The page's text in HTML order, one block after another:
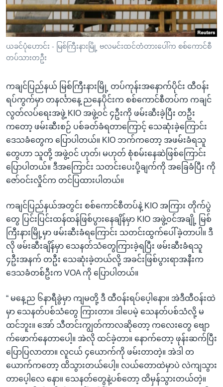
ညွန်း
စာမျက်နှာ
ကျော်
ရှာဖွေ
နေရာ
သုတပဒေသာ အင်္ဂလိပ်စာ
Learning English
ဗွီအိုအေ လူမှုကွန်ယက်များ
ဘာသာစကားများ
ယခင်ပုံဟောင်း - မြစ်ကြီးနားမြို့ ဗလမင်းထင်တံတားပေါ်က စစ်ကောင်စီ
တပ်သားတဦး
ကချင်ပြည်နယ် မြစ်ကြီးနားမြို့ တပ်ကုန်းအနောက်ပိုင်း ထီဝန်း
ရပ်ကွက်မှာ တနင်္လာနေ့ ညနေပိုင်းက စစ်ကောင်စီတပ်က ကချင်
လွတ်လပ်ရေးအဖွဲ့ KIO အဖွဲ့ဝင် ၄ဦးကို ဖမ်းဆီးခဲ့ပြီး တဦး
ကတော့ ဖမ်းဆီးစဉ် ပစ်ခတ်ခံရတာကြောင့် သေဆုံးခဲ့ကြောင်း
ဒေသခံတွေက ပြောပါတယ်။ KIO ဘက်ကတော့ အဖမ်းခံရသူ
တွေဟာ သူတို့ အဖွဲ့ဝင် ဟုတ်၊ မဟုတ် စုံစမ်းနေဆဲဖြစ်ကြောင်း
ပြောပါတယ်။ ဒီအကြောင်း သတင်းပေးပို့ချက်ကို အခြေခံပြီး ကို
ဇော်ဝင်းလှိုင်က တင်ပြထားပါတယ်။
ကချင်ပြည်နယ်အတွင်း စစ်ကောင်စီတပ်နဲ့ KIO အကြား တိုက်ပွဲ
တွေ ပြင်းပြင်းထန်ထန်ဖြစ်ပွားနေချိန်မှာ KIO အဖွဲ့ဝင်အချို့ မြစ်
ကြီးနားမြို့မှာ ဖမ်းဆီးခံရကြောင်း သတင်းထွက်ပေါ်ခဲ့တာပါ။ ဒီ
လို ဖမ်းဆီးချိန်မှာ သေနတ်သံတွေကြားခဲ့ရပြီး ဖမ်းဆီးခံရသူ
၄ဦးအနက် တဦး သေဆုံးခဲ့တယ်လို့ အခင်းဖြစ်ပွားရာအနီးက
ဒေသခံတစ်ဦးက VOA ကို ပြောပါတယ်။
“ မနေ့ည ၆နာရီခွဲမှာ ကျမတို့ ဒီ ထီဝန်းရပ်ပေ့ါနော။ အဲဒီထီဝန်းထဲ
မှာ သေနတ်ပစ်သံတွေ ကြားတာ။ ဒါပေမဲ့ သေနတ်ပစ်သံလို့ မ
ထင်ဘူး။ အော် သီတင်းကျွတ်ကာလဆိုတော့ ကလေးတွေ ဗျော
က်ဖောက်နေတာပေါ့။ အဲလို ထင်ခဲ့တာ။ နောက်တော့ ဖုန်းဆက်ပြီး
ပြောပြလာတာ။ လူငယ် ၄ယောက်ကို ဖမ်းတာတဲ့။ အဲဒါ တ
ယောက်ကတော့ ထိသွားတယ်ပေါ့။ လယ်တောထဲမှာပဲ လဲကျသွား
တာပေ့ါလေ နော။ သေနတ်တွေနဲ့ပစ်တော့ ထိမှန်သွားတယ်တဲ့။